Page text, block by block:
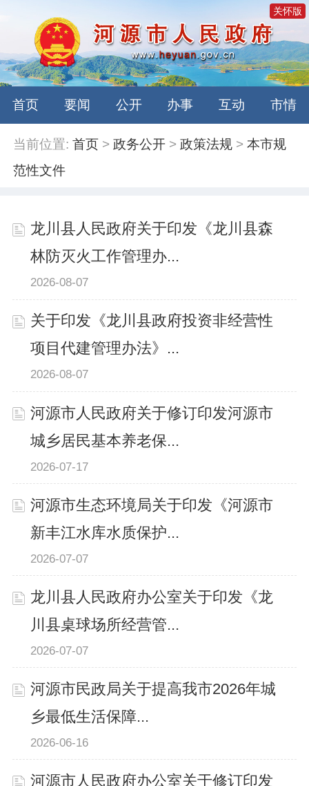
关怀版
首页 要闻 公开 办事 互动 市情
当前位置: 首页 >政务公开 >政策法规 >本市规
范性文件
龙川县人民政府关于印发《龙川县森
林防灭火工作管理办...
2026-08-07
关于印发《龙川县政府投资非经营性
项目代建管理办法》...
2026-08-07
河源市人民政府关于修订印发河源市
城乡居民基本养老保...
2026-07-17
河源市生态环境局关于印发《河源市
新丰江水库水质保护...
2026-07-07
龙川县人民政府办公室关于印发《龙
川县桌球场所经营管...
2026-07-07
河源市民政局关于提高我市2026年城
乡最低生活保障...
2026-06-16
河源市人民政府办公室关于修订印发